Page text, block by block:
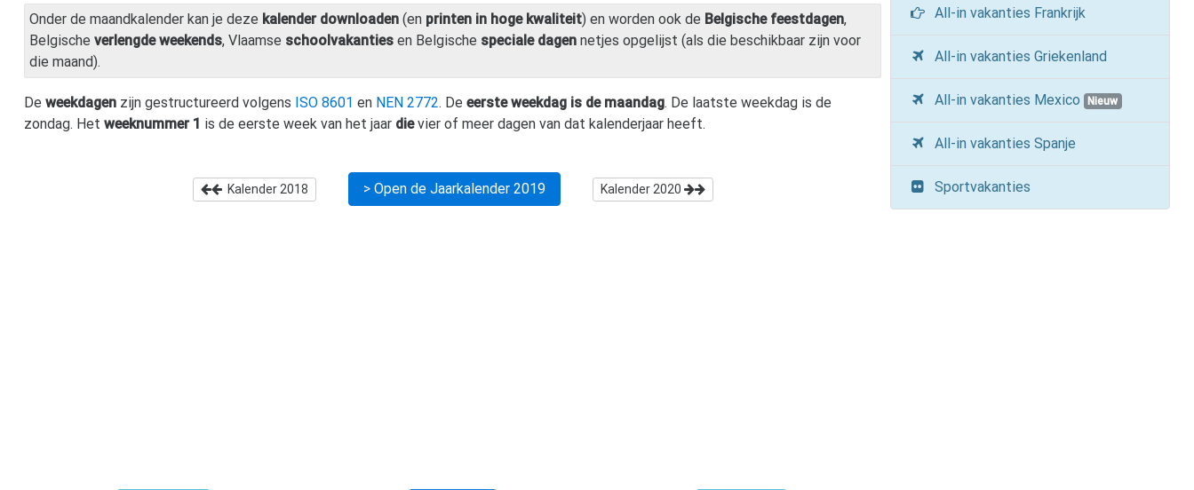
Onder de maandkalender kan je deze kalender downloaden (en printen in hoge kwaliteit) en worden ook de Belgische feestdagen,
Belgische verlengde weekends, Vlaamse schoolvakanties en Belgische speciale dagen netjes opgelijst (als die beschikbaar zijn voor
die maand).
De weekdagen zijn gestructureerd volgens ISO 8601 en NEN 2772. De eerste weekdag is de maandag. De laatste weekdag is de
zondag. Het weeknummer 1 is de eerste week van het jaar dievier of meer dagen van dat kalenderjaar heeft.
Kalender 2018 > Open de Jaarkalender 2019 Kalender 2020
All-in vakanties Frankrijk
All-in vakanties Griekenland
All-in vakanties Mexico Nieuw
All-in vakanties Spanje
Sportvakanties